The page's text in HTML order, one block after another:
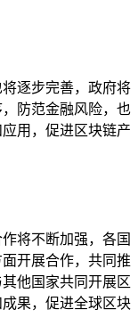
逐步完善，政府将
防范金融风险，也
用，促进区块链产
将不断加强，各国
开展合作，共同推
他国家共同开展区
果，促进全球区块